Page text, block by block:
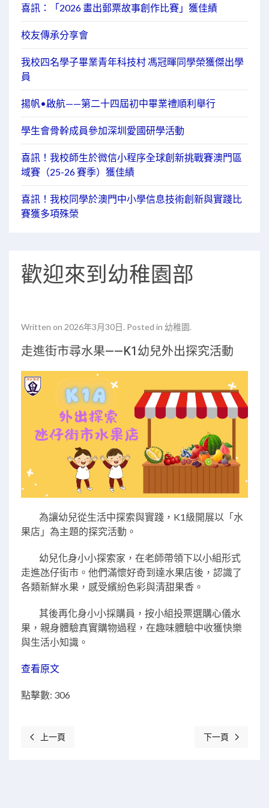
喜訊：「2026 畫出郵票故事創作比賽」獲佳績
校友傳承分享會
我校四名學子畢業青年科技村 馮冠暉同學榮獲傑出學
員
揚帆•啟航——第二十四屆初中畢業禮順利舉行
學生會骨幹成員參加深圳愛國研學活動
喜訊！我校師生於微信小程序全球創新挑戰賽澳門區
域賽（25-26 賽季）獲佳績
喜訊！我校同學於澳門中小學信息技術創新與實踐比
賽獲多項殊榮
歡迎來到幼稚園部
Written on 2026年3月30日. Posted in 幼稚園.
走進街市尋水果——K1幼兒外出探究活動
為讓幼兒從生活中探索與實踐，K1級開展以「水
果店」為主題的探究活動。
幼兒化身小小探索家，在老師帶領下以小組形式
走進氹仔街市。他們滿懷好奇到達水果店後，認識了
各類新鮮水果，感受繽紛色彩與清甜果香。
其後再化身小小採購員，按小組投票選購心儀水
果，親身體驗真實購物過程，在趣味體驗中收獲快樂
與生活小知識。
查看原文
點擊數: 306
上一篇文章: 1月至6月份生日會
上一頁 下一篇文章: 趣
下一頁